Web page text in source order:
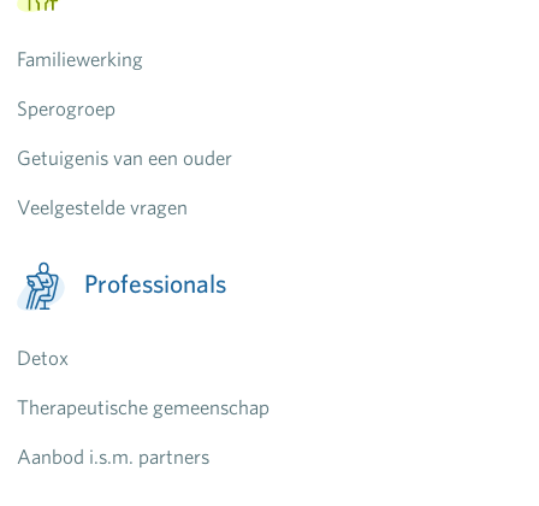
Familiewerking
Sperogroep
Getuigenis van een ouder
Veelgestelde vragen
Professionals
Detox
Therapeutische gemeenschap
Aanbod i.s.m. partners